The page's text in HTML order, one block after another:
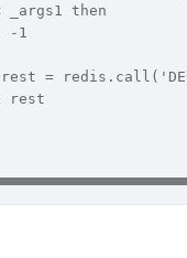
then
-1
=
rest